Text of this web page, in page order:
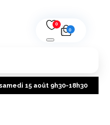
0
0
15 août 9h30-18h30